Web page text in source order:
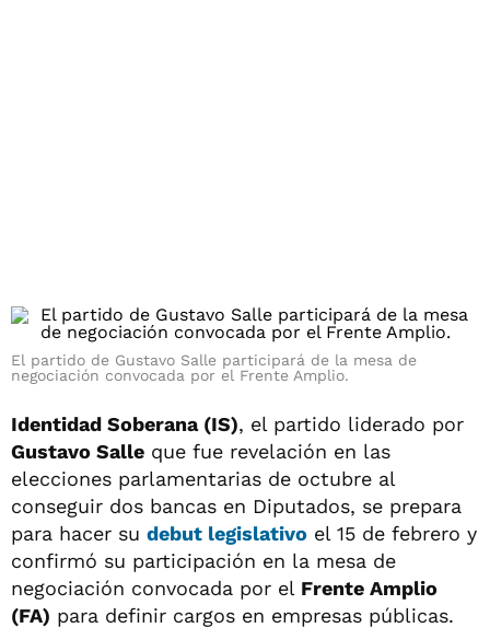
El partido de Gustavo Salle participará de la mesa de
negociación convocada por el Frente Amplio.
Identidad Soberana (IS), el partido liderado por
Gustavo Salle que fue revelación en las
elecciones parlamentarias de octubre al
conseguir dos bancas en Diputados, se prepara
para hacer su debut legislativo el 15 de febrero y
confirmó su participación en la mesa de
negociación convocada por el Frente Amplio
(FA) para definir cargos en empresas públicas.